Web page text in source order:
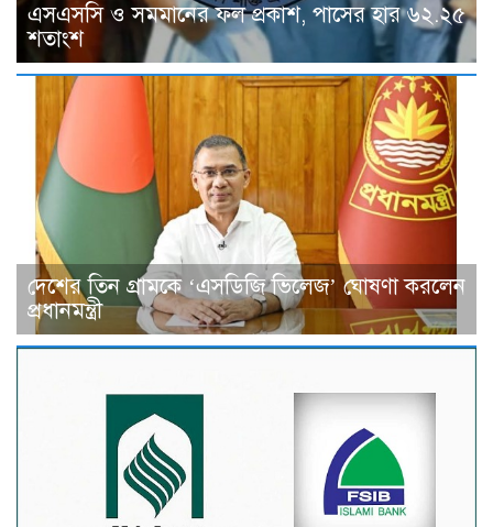
এসএসসি ও সমমানের ফল প্রকাশ, পাসের হার ৬২.২৫
শতাংশ
দেশের তিন গ্রামকে ‘এসডিজি ভিলেজ’ ঘোষণা করলেন
প্রধানমন্ত্রী